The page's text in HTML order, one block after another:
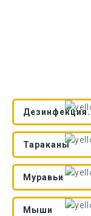
Дезинфекция.
Тараканы
Муравьи
Мыши